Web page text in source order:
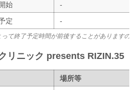
始
-
定 -
て終了予定時間が前後することがありますの
リニック presents RIZIN.35
場所等